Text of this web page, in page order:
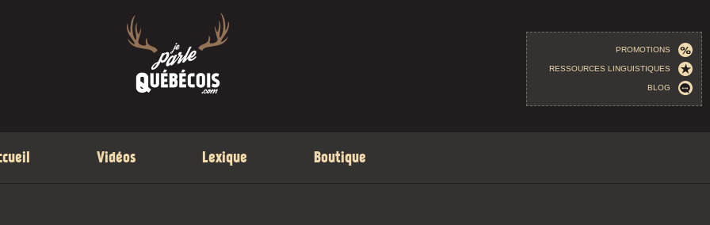
PROMOTIONS
RESSOURCES LINGUISTIQUES
BLOG
Vidéos Lexique Boutique